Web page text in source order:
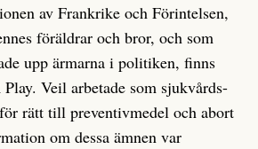
av Frankrike och Förintelsen,
föräldrar och bror, och som
upp ärmarna i politiken, finns
Veil arbetade som sjukvårds-
rätt till preventivmedel och abort
om dessa ämnen var